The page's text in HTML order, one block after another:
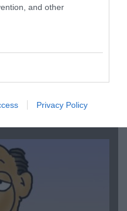
and other
Privacy Policy
παράνομα